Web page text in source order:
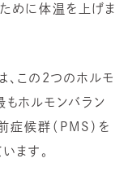
めに体温を上げま
この2つのホルモ
ホルモンバラン
症候群（PMS）を
ます。